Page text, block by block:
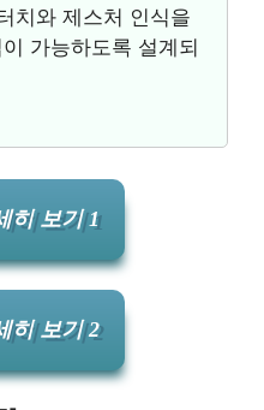
치와 제스처 인식을
가능하도록 설계되
히 보기 1
히 보기 2